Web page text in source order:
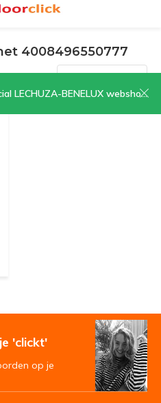
BENELUX webshop | CLICK HERE NOW!
4008496550777
op:
'clickt'
op je